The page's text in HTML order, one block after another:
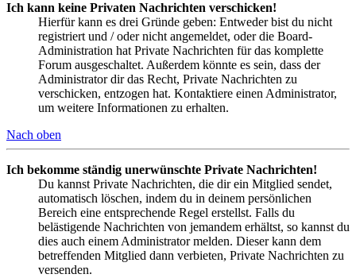
Ich kann keine Privaten Nachrichten verschicken!
Hierfür kann es drei Gründe geben: Entweder bist du nicht
registriert und / oder nicht angemeldet, oder die Board-
Administration hat Private Nachrichten für das komplette
Forum ausgeschaltet. Außerdem könnte es sein, dass der
Administrator dir das Recht, Private Nachrichten zu
verschicken, entzogen hat. Kontaktiere einen Administrator,
um weitere Informationen zu erhalten.
Nach oben
Ich bekomme ständig unerwünschte Private Nachrichten!
Du kannst Private Nachrichten, die dir ein Mitglied sendet,
automatisch löschen, indem du in deinem persönlichen
Bereich eine entsprechende Regel erstellst. Falls du
belästigende Nachrichten von jemandem erhältst, so kannst du
dies auch einem Administrator melden. Dieser kann dem
betreffenden Mitglied dann verbieten, Private Nachrichten zu
versenden.